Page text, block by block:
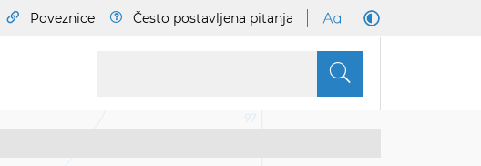
Poveznice Često postavljena pitanja
S